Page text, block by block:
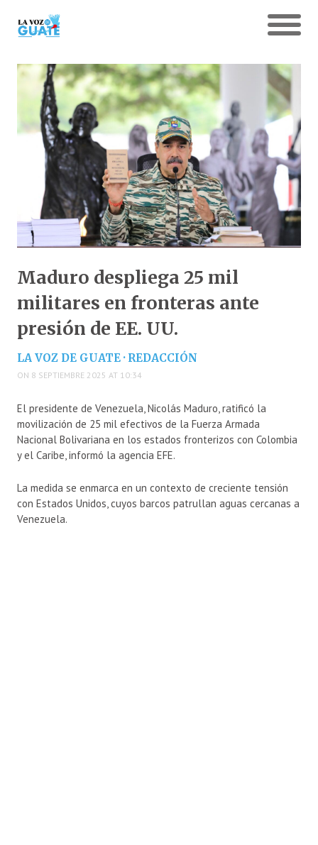
Maduro despliega 25 mil
militares en fronteras ante
presión de EE. UU.
LA VOZ DE GUATE · REDACCIÓN
ON 8 SEPTIEMBRE 2025 AT 10:34
El presidente de Venezuela, Nicolás Maduro, ratificó la
movilización de 25 mil efectivos de la Fuerza Armada
Nacional Bolivariana en los estados fronterizos con Colombia
y el Caribe, informó la agencia EFE.
La medida se enmarca en un contexto de creciente tensión
con Estados Unidos, cuyos barcos patrullan aguas cercanas a
Venezuela.